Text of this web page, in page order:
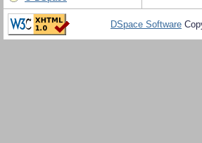
DSpace Software